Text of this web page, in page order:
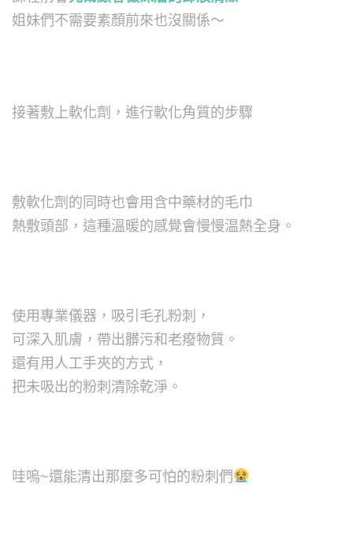
姐妹們不需要素顏前來也沒關係～
接著敷上軟化劑，進行軟化角質的步驟
敷軟化劑的同時也會用含中藥材的毛巾
熱敷頭部，這種溫暖的感覺會慢慢温熱全身。
使用專業儀器，吸引毛孔粉刺，
可深入肌膚，帶出髒污和老癈物質。
還有用人工手夾的方式，
把未吸出的粉刺清除乾淨。
哇嗚~還能清出那麼多可怕的粉刺們